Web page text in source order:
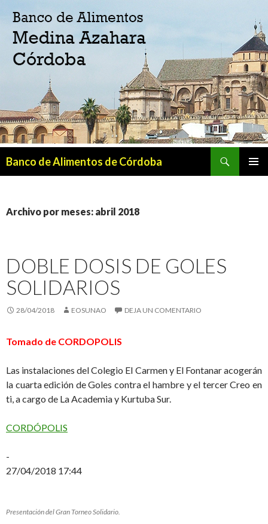
Banco de Alimentos de Córdoba
Archivo por meses: abril 2018
DOBLE DOSIS DE GOLES
SOLIDARIOS
28/04/2018 EOSUNAO DEJA UN COMENTARIO
Tomado de CORDOPOLIS
Las instalaciones del Colegio El Carmen y El Fontanar acogerán
la cuarta edición de Goles contra el hambre y el tercer Creo en
ti, a cargo de La Academia y Kurtuba Sur.
CORDÓPOLIS
-
27/04/2018 17:44
Presentación del Gran Torneo Solidario.